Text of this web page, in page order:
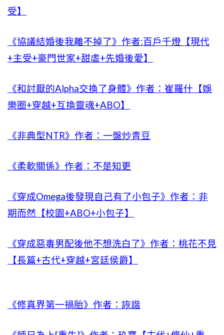
受】
《協議結婚後我離不掉了》作者:百戶千燈【現代
+主受+豪門世家+甜虐+先婚後愛】
《和討厭的Alpha交換了身體》作者：崔羅什【娛
樂圈+穿越+互換靈魂+ABO】
《非典型NTR》作者：一盤炒青豆
《柔軟關係》作者：不是知更
《穿成Omega後發現自己有了小包子》作者：非
期而然【校園+ABO+小包子】
《穿成惡毒男配後他不想洗白了》作者：桃花不見
【長篇+古代+穿越+宮廷侯爵】
《修真界第一禍胎》作者：詼諧